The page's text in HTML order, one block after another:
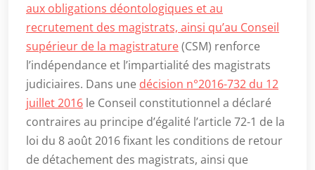
aux obligations déontologiques et au
recrutement des magistrats, ainsi qu’au Conseil
supérieur de la magistrature(CSM) renforce
l’indépendance et l’impartialité des magistrats
judiciaires. Dans une décision n°2016-732 du 12
juillet 2016 le Conseil constitutionnel a déclaré
contraires au principe d’égalité l’article 72-1 de la
loi du 8 août 2016 fixant les conditions de retour
de détachement des magistrats, ainsi que